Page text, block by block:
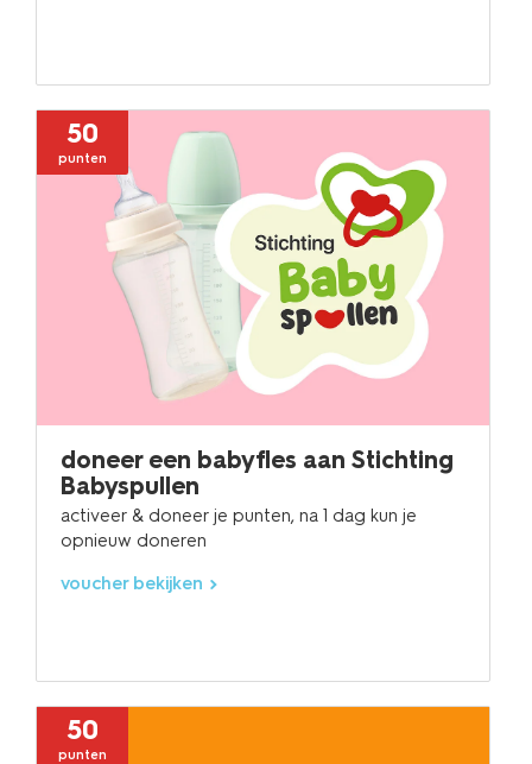
50
punten
doneer een babyfles aan Stichting
Babyspullen
activeer & doneer je punten, na 1 dag kun je
opnieuw doneren
voucher bekijken
50
punten